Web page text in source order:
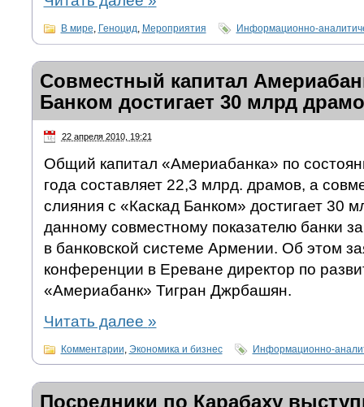
В мире Геноцид Мероприятия Информационно-
Совместный капитал
Банком достигает 30 млрд
22 апреля 2010, 19:21
Общий капитал «Америабанка» по
года составляет 22,3 млрд. драмов, а
слияния с «Каскад Банком» достигает 30
данному совместному показателю банки
в банковской системе Армении. Об этом
конференции в Ереване директор по
«Америабанк» Тигран Джрбашян.
Читать далее »
Комментарии, Экономика и бизнес Информационно-
Посредники по Карабаху